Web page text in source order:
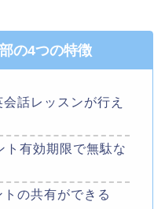
の4つの特徴
話レッスンが行え
有効期限で無駄な
の共有ができる